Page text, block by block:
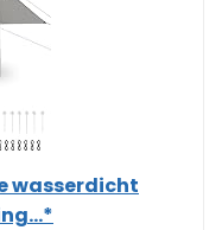
wasserdicht